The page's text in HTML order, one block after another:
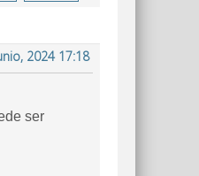
2024 17:18
ser